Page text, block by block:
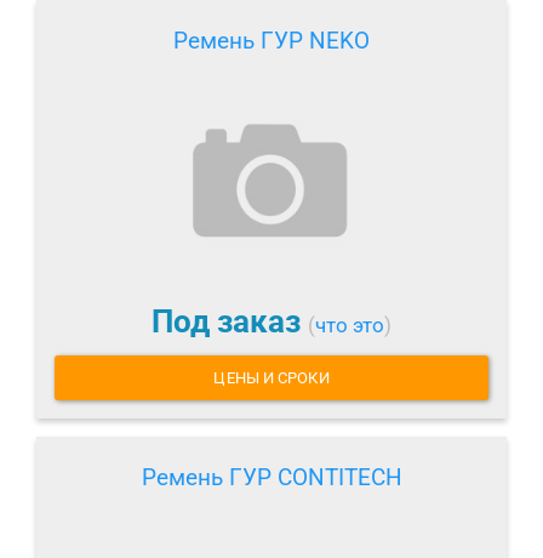
Ремень ГУР NEKO
Под заказ (что это)
ЦЕНЫ И СРОКИ
Ремень ГУР CONTITECH